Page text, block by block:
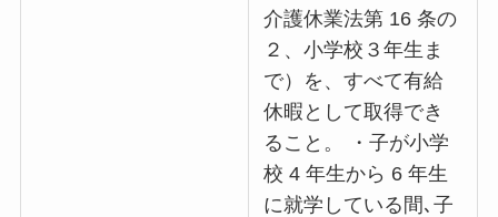
介護休業法第 16 条の
２、小学校３年生ま
で）を、すべて有給
休暇として取得でき
ること。 ・子が小学
校 4 年生から 6 年生
に就学している間､子